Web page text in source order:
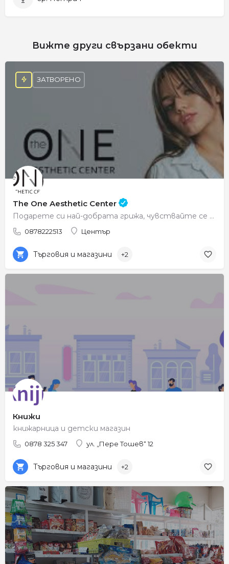
Вижте други свързани обекти
The One Aesthetic Center
Подарете си най-добрата грижа, чувствайте се красиви всеки ден.
0878222513 Център
ЗАТВОРЕНО
Търговия и магазини +2
Книжи
книжарница и детски магазин
0878 325 347 ул. „Пере Тошев“ 12
Търговия и магазини +2